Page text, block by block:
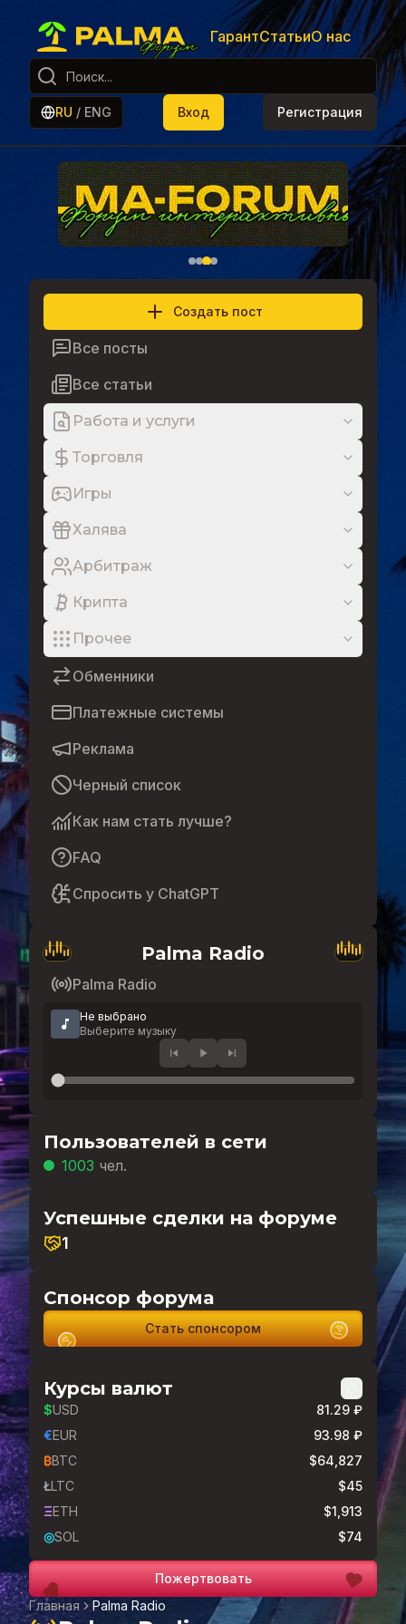
ГарантСтатьиО нас
RU / ENG Вход Регистрация
Создать пост
Все посты
Все статьи
Работа и услуги
Торговля
Игры
Халява
Арбитраж
Крипта
Прочее
Обменники
Платежные системы
Реклама
Черный список
Как нам стать лучше?
FAQ
Спросить у ChatGPT
Palma Radio
Palma Radio
Не выбрано
Выберите музыку
Пользователей в сети
1003 чел.
Успешные сделки на форуме
1
Спонсор форума
Стать спонсором
Курсы валют
$USD
81.29 ₽
€EUR
93.98 ₽
₿BTC
$64,827
ŁLTC
$45
ΞETH
$1,913
◎SOL $74
Пожертвовать
Главная
Palma Radio